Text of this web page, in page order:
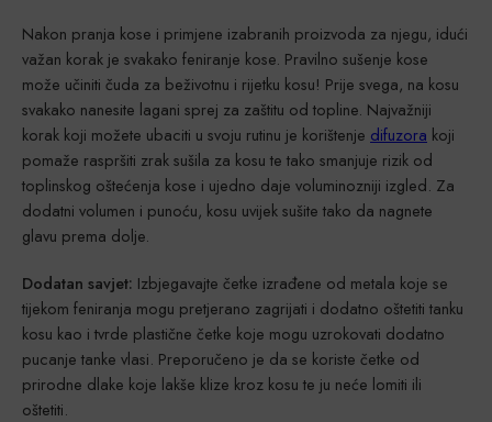
Nakon pranja kose i primjene izabranih proizvoda za njegu, idući
važan korak je svakako feniranje kose. Pravilno sušenje kose
može učiniti čuda za beživotnu i rijetku kosu! Prije svega, na kosu
svakako nanesite lagani sprej za zaštitu od topline. Najvažniji
korak koji možete ubaciti u svoju rutinu je korištenje difuzora koji
pomaže raspršiti zrak sušila za kosu te tako smanjuje rizik od
toplinskog oštećenja kose i ujedno daje voluminozniji izgled. Za
dodatni volumen i punoću, kosu uvijek sušite tako da nagnete
glavu prema dolje.
Dodatan savjet: Izbjegavajte četke izrađene od metala koje se
tijekom feniranja mogu pretjerano zagrijati i dodatno oštetiti tanku
kosu kao i tvrde plastične četke koje mogu uzrokovati dodatno
pucanje tanke vlasi. Preporučeno je da se koriste četke od
prirodne dlake koje lakše klize kroz kosu te ju neće lomiti ili
oštetiti.